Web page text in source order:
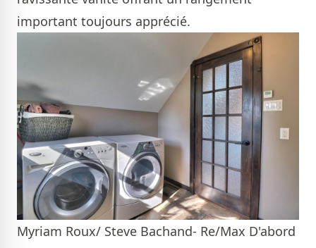
important toujours apprécié.
Myriam Roux/ Steve Bachand- Re/Max D'abord